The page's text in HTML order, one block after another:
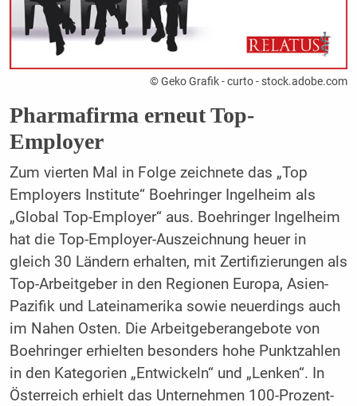
© Geko Grafik - curto - stock.adobe.com
Pharmafirma erneut Top-
Employer
Zum vierten Mal in Folge zeichnete das „Top
Employers Institute“ Boehringer Ingelheim als
„Global Top-Employer“ aus. Boehringer Ingelheim
hat die Top-Employer-Auszeichnung heuer in
gleich 30 Ländern erhalten, mit Zertifizierungen als
Top-Arbeitgeber in den Regionen Europa, Asien-
Pazifik und Lateinamerika sowie neuerdings auch
im Nahen Osten. Die Arbeitgeberangebote von
Boehringer erhielten besonders hohe Punktzahlen
in den Kategorien „Entwickeln“ und „Lenken“. In
Österreich erhielt das Unternehmen 100-Prozent-